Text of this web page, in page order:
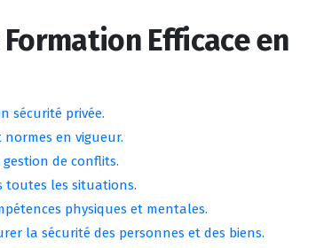
Efficace en
sécurité privée.
en vigueur.
de conflits.
toutes les situations.
physiques et mentales.
la sécurité des personnes et des biens.